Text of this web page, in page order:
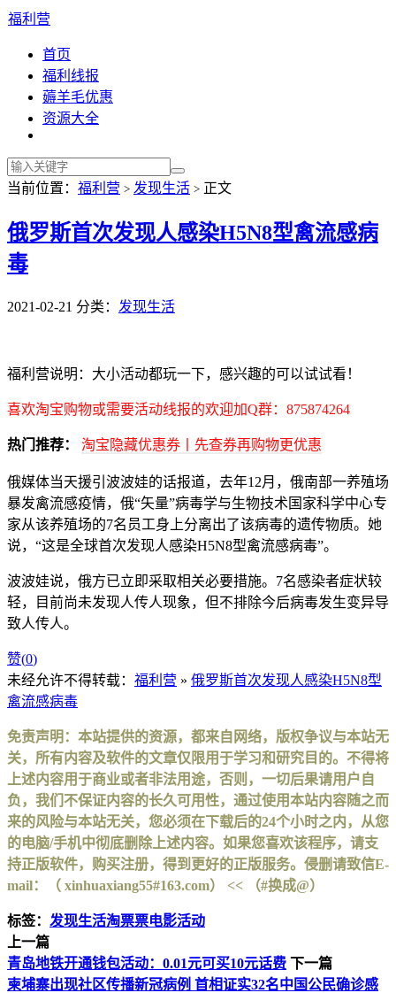
福利营
首页
福利线报
薅羊毛优惠
资源大全
当前位置： 福利营 > 发现生活 > 正文
俄罗斯首次发现人感染H5N8型禽流感病
毒
2021-02-21 分类： 发现生活
福利营说明：大小活动都玩一下，感兴趣的可以试试看！
喜欢淘宝购物或需要活动线报的欢迎加Q群：875874264
热门推荐： 淘宝隐藏优惠券丨先查券再购物更优惠
俄媒体当天援引波波娃的话报道，去年12月，俄南部一养殖场
暴发禽流感疫情，俄“矢量”病毒学与生物技术国家科学中心专
家从该养殖场的7名员工身上分离出了该病毒的遗传物质。她
说，“这是全球首次发现人感染H5N8型禽流感病毒”。
波波娃说，俄方已立即采取相关必要措施。7名感染者症状较
轻，目前尚未发现人传人现象，但不排除今后病毒发生变异导
致人传人。
赞(0)
未经允许不得转载： 福利营 » 俄罗斯首次发现人感染H5N8型
禽流感病毒
免责声明：本站提供的资源，都来自网络，版权争议与本站无
关，所有内容及软件的文章仅限用于学习和研究目的。不得将
上述内容用于商业或者非法用途，否则，一切后果请用户自
负，我们不保证内容的长久可用性，通过使用本站内容随之而
来的风险与本站无关，您必须在下载后的24个小时之内，从您
的电脑/手机中彻底删除上述内容。如果您喜欢该程序，请支
持正版软件，购买注册，得到更好的正版服务。侵删请致信E-
mail：（ xinhuaxiang55#163.com） << （#换成@）
标签： 发现生活淘票票电影活动
上一篇
青岛地铁开通钱包活动：0.01元可买10元话费 下一篇
柬埔寨出现社区传播新冠病例 首相证实32名中国公民确诊感